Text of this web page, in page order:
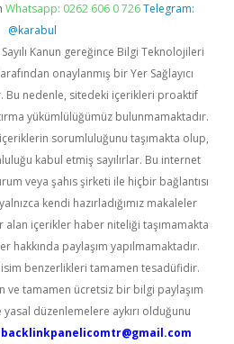
Whatsapp: 0262 606 0 726 Telegram:
@karabul
Kanun gereğince Bilgi Teknolojileri
onaylanmış bir Yer Sağlayıcı
Bu nedenle, sitedeki içerikleri proaktif
yükümlülüğümüz bulunmamaktadır.
sorumluluğunu taşımakta olup,
kabul etmiş sayılırlar. Bu internet
veya şahıs şirketi ile hiçbir bağlantısı
kendi hazırladığımız makaleler
alan içerikler haber niteliği taşımamakta
hakkında paylaşım yapılmamaktadır.
benzerlikleri tamamen tesadüfidir.
ve tamamen ücretsiz bir bilgi paylaşım
düzenlemelere aykırı olduğunu
backlinkpanelicomtr@gmail.com